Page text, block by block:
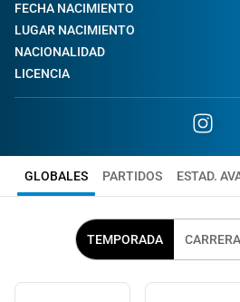
FECHA NACIMIENTO
LUGAR NACIMIENTO
NACIONALIDAD
LICENCIA
GLOBALES PARTIDOS ESTAD.
TEMPORADA CARRERA